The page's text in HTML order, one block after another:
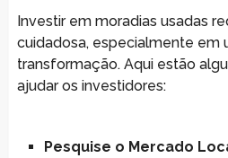
Investir em moradias usadas
cuidadosa, especialmente em
transformação. Aqui estão
ajudar os investidores:
Pesquise o Mercado